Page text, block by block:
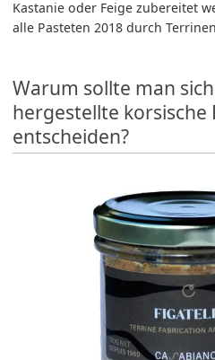
Kastanie oder Feige zubereitet
alle Pasteten 2018 durch
Warum sollte man
hergestellte korsische
entscheiden?